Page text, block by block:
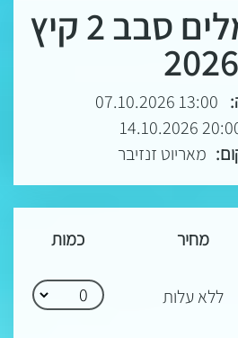
זנזיבר גימלים סבב 2 קיץ
2026
13:00 07.10.2026
20:00
מאריוט זנזיבר
מחיר
כמות
ללא עלות